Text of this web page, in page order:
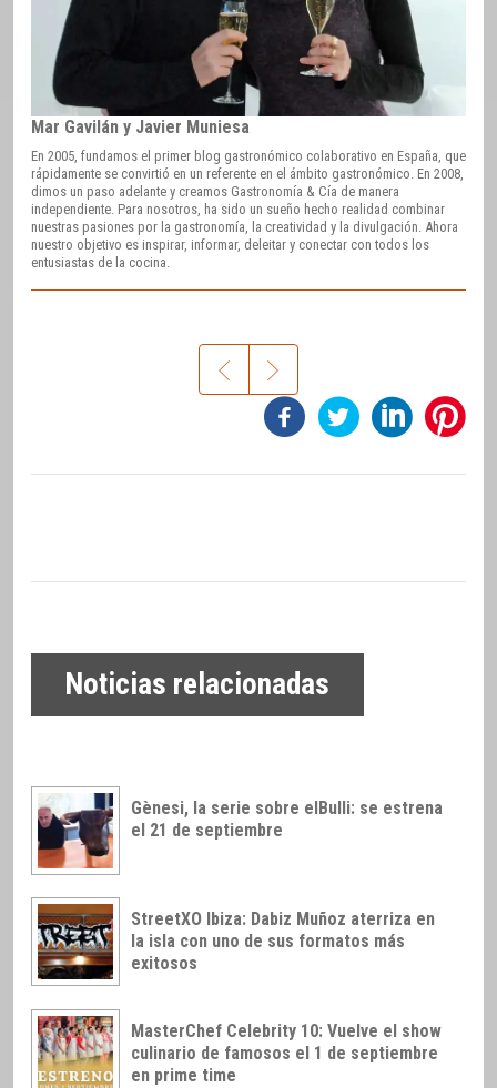
Mar Gavilán y Javier Muniesa
En 2005, fundamos el primer blog gastronómico colaborativo en España, que
rápidamente se convirtió en un referente en el ámbito gastronómico. En 2008,
dimos un paso adelante y creamos Gastronomía & Cía de manera
independiente. Para nosotros, ha sido un sueño hecho realidad combinar
nuestras pasiones por la gastronomía, la creatividad y la divulgación. Ahora
nuestro objetivo es inspirar, informar, deleitar y conectar con todos los
entusiastas de la cocina.
Noticias relacionadas
Gènesi, la serie sobre elBulli: se estrena
el 21 de septiembre
StreetXO Ibiza: Dabiz Muñoz aterriza en
la isla con uno de sus formatos más
exitosos
MasterChef Celebrity 10: Vuelve el show
culinario de famosos el 1 de septiembre
en prime time